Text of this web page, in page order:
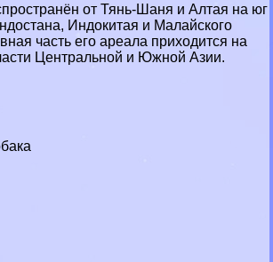
от Тянь-Шаня и Алтая на юг
Индокитая и Малайского
часть его ареала приходится на
Центральной и Южной Азии.